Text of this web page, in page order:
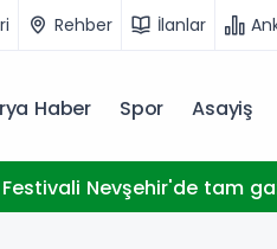
Rehber İlanlar
Haber Spor Asayiş
Nevşehir'de tam